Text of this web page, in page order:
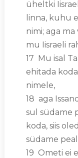
üheltki
linna, kuhu
nimi; aga
mu Iisraeli
17 Mu isal
ehitada
nimele,
18 aga
sul südame
koda, siis
südame
19 Ometi ei